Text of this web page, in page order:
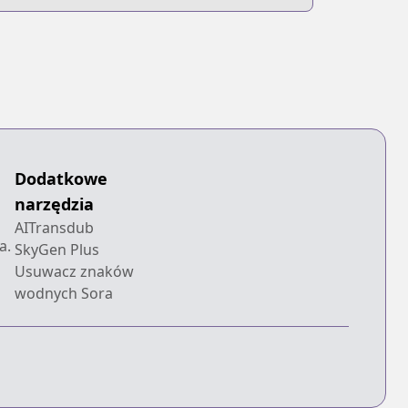
Dodatkowe
narzędzia
AITransdub
SkyGen Plus
Usuwacz znaków
wodnych Sora